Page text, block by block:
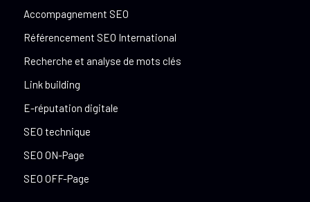
Accompagnement SEO
Référencement SEO International
Recherche et analyse de mots clés
Link building
E-réputation digitale
SEO technique
SEO ON-Page
SEO OFF-Page